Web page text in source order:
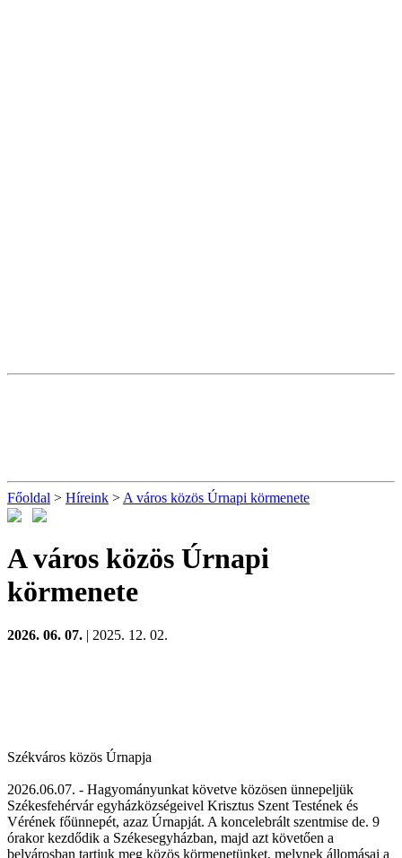
Főoldal > Híreink > A város közös Úrnapi körmenete
A város közös Úrnapi
körmenete
2026. 06. 07. | 2025. 12. 02.
Székváros közös Úrnapja
2026.06.07. - Hagyományunkat követve közösen ünnepeljük
Székesfehérvár egyházközségeivel Krisztus Szent Testének és
Vérének főünnepét, azaz Úrnapját. A koncelebrált szentmise de. 9
órakor kezdődik a Székesegyházban, majd azt követően a
belvárosban tartjuk meg közös körmenetünket, melynek állomásai a